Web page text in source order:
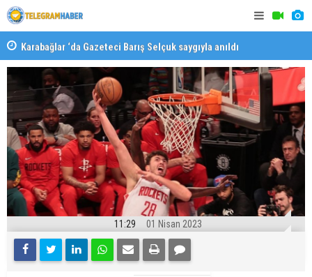
Karabağlar ‘da Gazeteci Barış Selçuk saygıyla anıldı
11:29 01 Nisan 2023